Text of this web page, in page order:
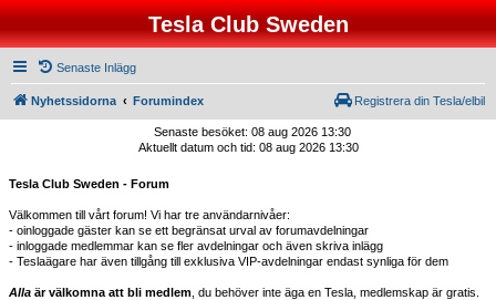
Tesla Club Sweden
Senaste Inlägg
Nyhetssidorna Forumindex Registrera din Tesla/elbil
Senaste besöket: 08 aug 2026 13:30
Aktuellt datum och tid: 08 aug 2026 13:30
Tesla Club Sweden - Forum
Välkommen till vårt forum! Vi har tre användarnivåer:
- oinloggade gäster kan se ett begränsat urval av forumavdelningar
- inloggade medlemmar kan se fler avdelningar och även skriva inlägg
- Teslaägare har även tillgång till exklusiva VIP-avdelningar endast synliga för dem
Alla är välkomna att bli medlem , du behöver inte äga en Tesla, medlemskap är gratis.